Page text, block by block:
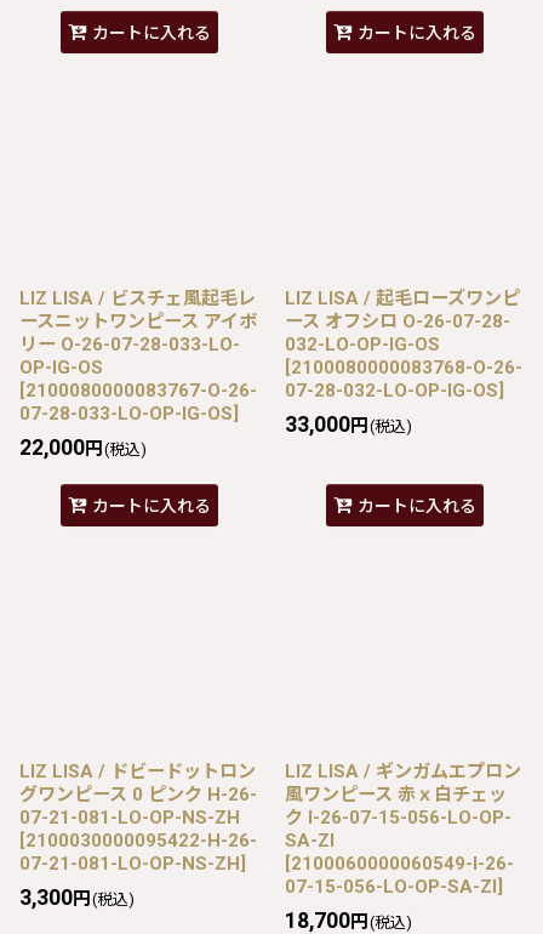
カートに入れる カートに入れる
LIZ LISA / ビスチェ風起毛レ
ースニットワンピース アイボ
リー O-26-07-28-033-LO-
OP-IG-OS
[2100080000083767-O-26-
07-28-033-LO-OP-IG-OS]
22,000円 (税込)
カートに入れる
LIZ LISA / 起毛ローズワンピ
ース オフシロ O-26-07-28-
032-LO-OP-IG-OS
[2100080000083768-O-26-
07-28-032-LO-OP-IG-OS]
33,000円 (税込)
カートに入れる
LIZ LISA / ドビードットロン
グワンピース 0 ピンク H-26-
07-21-081-LO-OP-NS-ZH
[2100030000095422-H-26-
07-21-081-LO-OP-NS-ZH]
3,300円 (税込)
LIZ LISA / ギンガムエプロン
風ワンピース 赤ｘ白チェッ
ク I-26-07-15-056-LO-OP-
SA-ZI
[2100060000060549-I-26-
07-15-056-LO-OP-SA-ZI]
18,700円 (税込)